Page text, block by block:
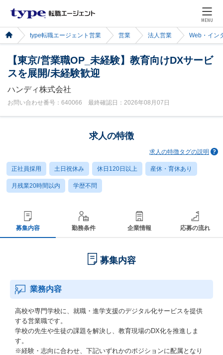
MENU
type転職エージェント営業 営業 法人営業 Web・イン
【東京/営業職OP_未経験】教育向けDXサービ
スを展開/未経験歓迎
ハンディ株式会社
お問い合わせ番号：640066 最終確認日：2026年08月07日
求人の特徴
求人の特徴タグの説明
正社員採用 土日祝休み 休日120日以上 産休・育休あり
月残業20時間以内 学歴不問
募集内容 勤務条件 企業情報 応募の流れ
募集内容
業務内容
高校や専門学校に、就職・進学支援のデジタル化サービスを提供
する営業職です。
学校の先生や生徒の課題を解決し、教育現場のDX化を推進しま
す。
※経験・志向に合わせ、下記いずれかのポジションに配属となり